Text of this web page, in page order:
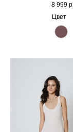
8 999 р.
Цвет